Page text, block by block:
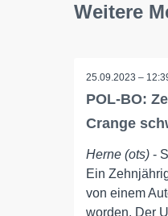
Weitere
25.09.2023 –
POL-BO:
Crange
Herne (ots) -
Ein
von einem
worden. Der